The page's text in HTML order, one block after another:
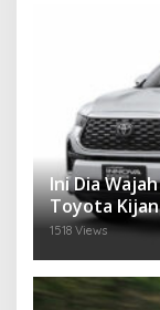
Ini Dia
Toyota
1518 Views